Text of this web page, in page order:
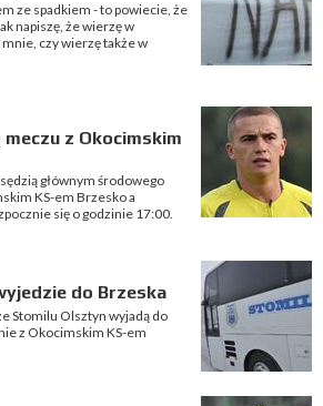
ze spadkiem - to powiecie, że
napiszę, że wierzę w
czy wierzę także w
meczu z Okocimskim
głównym środowego
KS-em Brzesko a
się o godzinie 17:00.
do Brzeska
Stomilu Olsztyn wyjadą do
z Okocimskim KS-em